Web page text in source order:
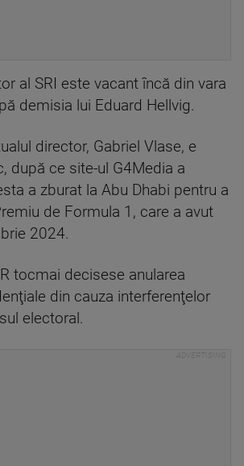
al SRI este vacant încă din vara
demisia lui Eduard Hellvig.
director, Gabriel Vlase, e
după ce site-ul G4Media a
a zburat la Abu Dhabi pentru a
de Formula 1, care a avut
2024.
tocmai decisese anularea
din cauza interferenţelor
electoral.